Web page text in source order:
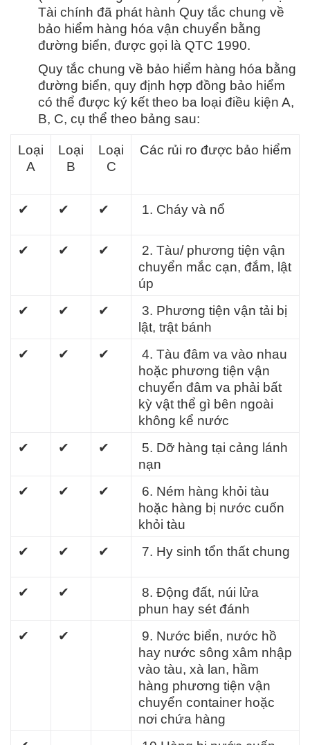
Tài chính đã phát hành Quy tắc chung về
bảo hiểm hàng hóa vận chuyển bằng
đường biển, được gọi là QTC 1990.
Quy tắc chung về bảo hiểm hàng hóa bằng
đường biển, quy định hợp đồng bảo hiểm
có thể được ký kết theo ba loại điều kiện A,
B, C, cụ thể theo bảng sau:
Loại
A
Loại
B
Loại
C
Các rủi ro được bảo hiểm
✔ ✔ ✔ 1. Cháy và nổ
✔ ✔ ✔
2. Tàu/ phương tiện vận
chuyển mắc cạn, đắm, lật
úp
✔
✔ ✔
3. Phương tiện vận tải bị
lật, trật bánh
✔
✔ ✔
4. Tàu đâm va vào nhau
hoặc phương tiện vận
chuyển đâm va phải bất
kỳ vật thể gì bên ngoài
không kể nước
✔
✔ ✔
5. Dỡ hàng tại cảng lánh
nạn
✔
✔ ✔
6. Ném hàng khỏi tàu
hoặc hàng bị nước cuốn
khỏi tàu
✔
✔ ✔ 7. Hy sinh tổn thất chung
✔ ✔
8. Động đất, núi lửa
phun hay sét đánh
✔
✔
9. Nước biển, nước hồ
hay nước sông xâm nhập
vào tàu, xà lan, hầm
hàng phương tiện vận
chuyển container hoặc
nơi chứa hàng